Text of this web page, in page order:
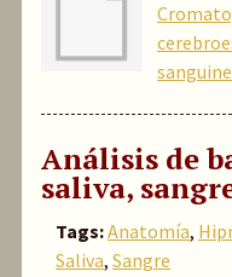
Análisis de
saliva,
Tags:Anatomía,
Saliva, Sangre